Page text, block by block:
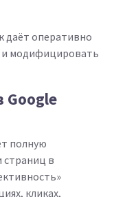
даёт оперативно
модифицировать
Google
полную
в
кликах,